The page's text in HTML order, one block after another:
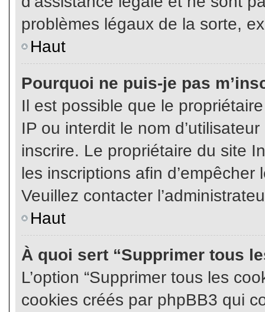
problèmes légaux de la sorte,
Haut
Pourquoi ne puis-je pas
Il est possible que le
IP ou interdit le nom
inscrire. Le propriétaire du site
les inscriptions afin d’empêcher
Veuillez contacter
Haut
À quoi sert “Supprimer tous
L’option “Supprimer tous les
cookies créés par phpBB3 qui